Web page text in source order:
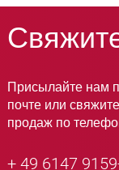
Присылайте нам
почте или
продаж по
+ 49 6147